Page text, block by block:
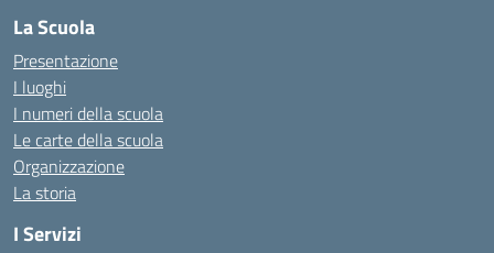
La Scuola
Presentazione
I luoghi
I numeri della scuola
Le carte della scuola
Organizzazione
La storia
I Servizi